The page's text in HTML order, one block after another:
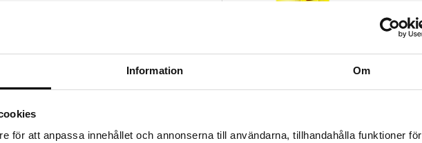
Information Om
för att anpassa innehållet och annonserna till användarna, tillhandahålla funktioner för
3 stycken bedårande minituber som ger dig
är små i storleken, men stora i smaken,
för att lugna, ge näring och återfukta torra och
25 kr